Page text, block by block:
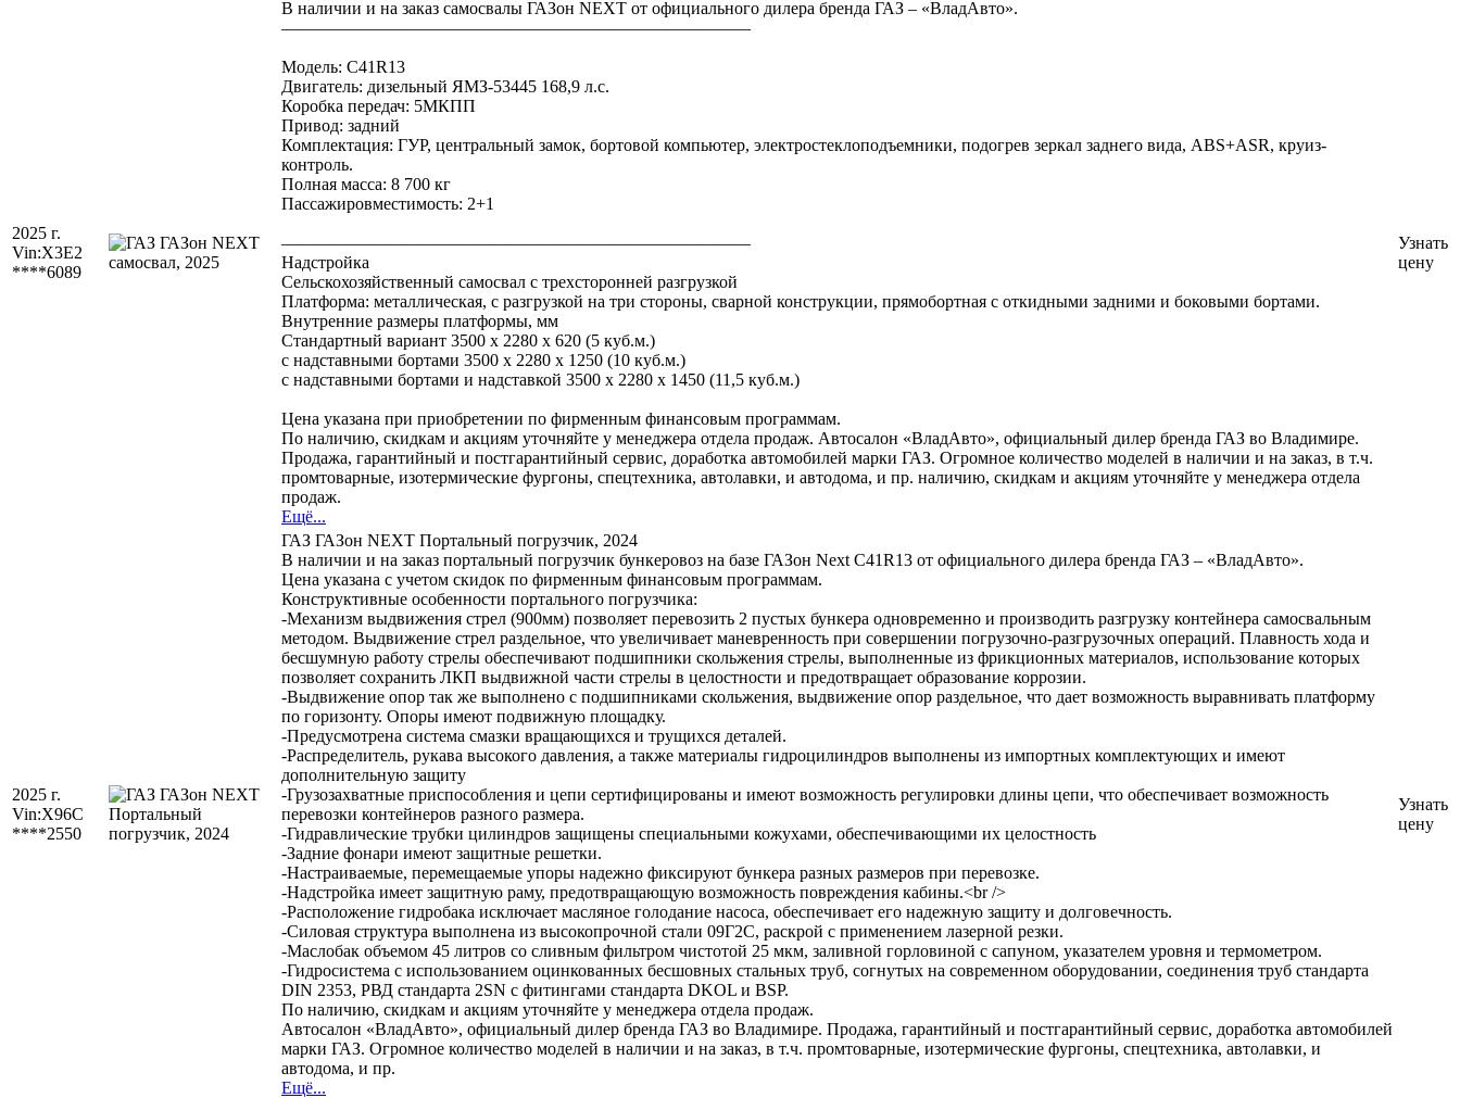
2025 г.
Vin:X3E2
****6089
В наличии и на заказ самосвалы ГАЗон NEXT от официального дилера бренда ГАЗ – «ВладАвто».
———————————————————————————
Модель: C41R13
Двигатель: дизельный ЯМЗ-53445 168,9 л.с.
Коробка передач: 5МКПП
Привод: задний
Комплектация: ГУР, центральный замок, бортовой компьютер, электростеклоподъемники, подогрев зеркал заднего вида, ABS+ASR, круиз-
контроль.
Полная масса: 8 700 кг
Пассажировместимость: 2+1
———————————————————————————
Надстройка
Сельскохозяйственный самосвал с трехсторонней разгрузкой
Платформа: металлическая, с разгрузкой на три стороны, сварной конструкции, прямобортная с откидными задними и боковыми бортами.
Внутренние размеры платформы, мм
Стандартный вариант 3500 х 2280 х 620 (5 куб.м.)
с надставными бортами 3500 х 2280 х 1250 (10 куб.м.)
с надставными бортами и надставкой 3500 х 2280 х 1450 (11,5 куб.м.)
Цена указана при приобретении по фирменным финансовым программам.
По наличию, скидкам и акциям уточняйте у менеджера отдела продаж. Автосалон «ВладАвто», официальный дилер бренда ГАЗ во Владимире.
Продажа, гарантийный и постгарантийный сервис, доработка автомобилей марки ГАЗ. Огромное количество моделей в наличии и на заказ, в т.ч.
промтоварные, изотермические фургоны, спецтехника, автолавки, и автодома, и пр. наличию, скидкам и акциям уточняйте у менеджера отдела
продаж.
Ещё...
Узнать
цену
2025 г.
Vin:X96C
****2550
ГАЗ ГАЗон NEXT Портальный погрузчик, 2024
В наличии и на заказ портальный погрузчик бункеровоз на базе ГАЗон Next C41R13 от официального дилера бренда ГАЗ – «ВладАвто».
Цена указана с учетом скидок по фирменным финансовым программам.
Конструктивные особенности портального погрузчика:
-Механизм выдвижения стрел (900мм) позволяет перевозить 2 пустых бункера одновременно и производить разгрузку контейнера самосвальным
методом. Выдвижение стрел раздельное, что увеличивает маневренность при совершении погрузочно-разгрузочных операций. Плавность хода и
бесшумную работу стрелы обеспечивают подшипники скольжения стрелы, выполненные из фрикционных материалов, использование которых
позволяет сохранить ЛКП выдвижной части стрелы в целостности и предотвращает образование коррозии.
-Выдвижение опор так же выполнено с подшипниками скольжения, выдвижение опор раздельное, что дает возможность выравнивать платформу
по горизонту. Опоры имеют подвижную площадку.
-Предусмотрена система смазки вращающихся и трущихся деталей.
-Распределитель, рукава высокого давления, а также материалы гидроцилиндров выполнены из импортных комплектующих и имеют
дополнительную защиту
-Грузозахватные приспособления и цепи сертифицированы и имеют возможность регулировки длины цепи, что обеспечивает возможность
перевозки контейнеров разного размера.
-Гидравлические трубки цилиндров защищены специальными кожухами, обеспечивающими их целостность
-Задние фонари имеют защитные решетки.
-Настраиваемые, перемещаемые упоры надежно фиксируют бункера разных размеров при перевозке.
-Надстройка имеет защитную раму, предотвращающую возможность повреждения кабины.<br />
-Расположение гидробака исключает масляное голодание насоса, обеспечивает его надежную защиту и долговечность.
-Силовая структура выполнена из высокопрочной стали 09Г2С, раскрой с применением лазерной резки.
-Маслобак объемом 45 литров со сливным фильтром чистотой 25 мкм, заливной горловиной с сапуном, указателем уровня и термометром.
-Гидросистема с использованием оцинкованных бесшовных стальных труб, согнутых на современном оборудовании, соединения труб стандарта
DIN 2353, РВД стандарта 2SN с фитингами стандарта DKOL и BSP.
По наличию, скидкам и акциям уточняйте у менеджера отдела продаж.
Автосалон «ВладАвто», официальный дилер бренда ГАЗ во Владимире. Продажа, гарантийный и постгарантийный сервис, доработка автомобилей
марки ГАЗ. Огромное количество моделей в наличии и на заказ, в т.ч. промтоварные, изотермические фургоны, спецтехника, автолавки, и
автодома, и пр.
Ещё...
Узнать
цену